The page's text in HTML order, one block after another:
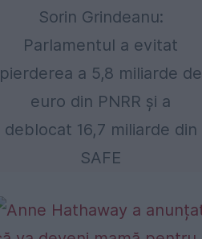
Sorin Grindeanu:
Parlamentul a evitat
pierderea a 5,8 miliarde de
euro din PNRR și a
deblocat 16,7 miliarde din
SAFE